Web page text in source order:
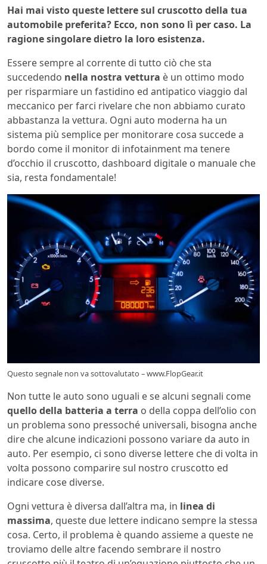
Hai mai visto queste lettere sul cruscotto della tua
automobile preferita? Ecco, non sono lì per caso. La
ragione singolare dietro la loro esistenza.
Essere sempre al corrente di tutto ciò che sta
succedendo nella nostra vettura è un ottimo modo
per risparmiare un fastidino ed antipatico viaggio dal
meccanico per farci rivelare che non abbiamo curato
abbastanza la vettura. Ogni auto moderna ha un
sistema più semplice per monitorare cosa succede a
bordo come il monitor di infotainment ma tenere
d’occhio il cruscotto, dashboard digitale o manuale che
sia, resta fondamentale!
Questo segnale non va sottovalutato – www.FlopGear.it
Non tutte le auto sono uguali e se alcuni segnali come
quello della batteria a terra o della coppa dell’olio con
un problema sono pressoché universali, bisogna anche
dire che alcune indicazioni possono variare da auto in
auto. Per esempio, ci sono diverse lettere che di volta in
volta possono comparire sul nostro cruscotto ed
indicare cose diverse.
Ogni vettura è diversa dall’altra ma, in linea di
massima, queste due lettere indicano sempre la stessa
cosa. Certo, il problema è quando assieme a queste ne
troviamo delle altre facendo sembrare il nostro